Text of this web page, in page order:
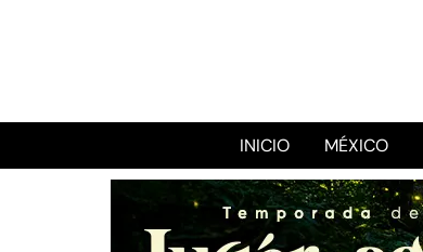
INICIO MÉXICO